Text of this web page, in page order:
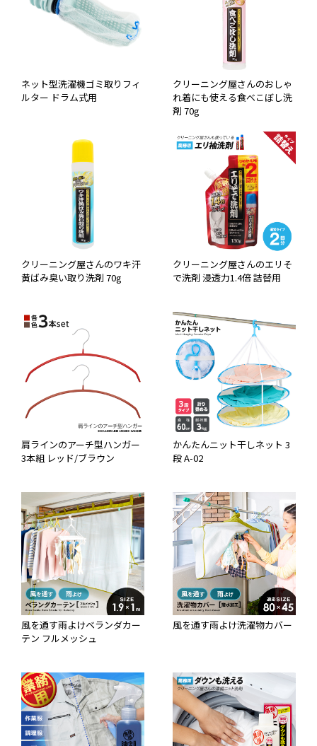
ネット型洗濯機ゴミ取りフィ
ルター ドラム式用
クリーニング屋さんのおしゃ
れ着にも使える食べこぼし洗
剤 70g
クリーニング屋さんのワキ汗
黄ばみ臭い取り洗剤 70g
クリーニング屋さんのエリそ
で洗剤 浸透力1.4倍 詰替用
肩ラインのアーチ型ハンガー
3本組 レッド/ブラウン
かんたんニット干しネット 3
段 A-02
風を通す雨よけベランダカー
テン フルメッシュ
風を通す雨よけ洗濯物カバー